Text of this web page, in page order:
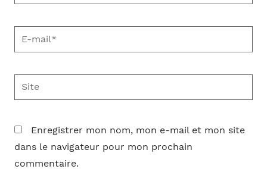
E-
mail*
Site
Enregistrer mon nom, mon e-mail et mon site
dans le navigateur pour mon prochain
commentaire.